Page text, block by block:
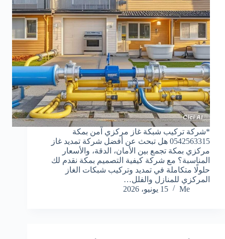
*شركة تركيب شبكة غاز مركزي آمن بمكة
0542563315 هل تبحث عن أفضل شركة تمديد غاز
مركزي بمكة تجمع بين الأمان، الدقة، والأسعار
المناسبة؟ مع شركة كيفية التصميم بمكة نقدم لك
حلولًا متكاملة في تمديد وتركيب شبكات الغاز
المركزي للمنازل والفلل…
Me
15 يونيو، 2026